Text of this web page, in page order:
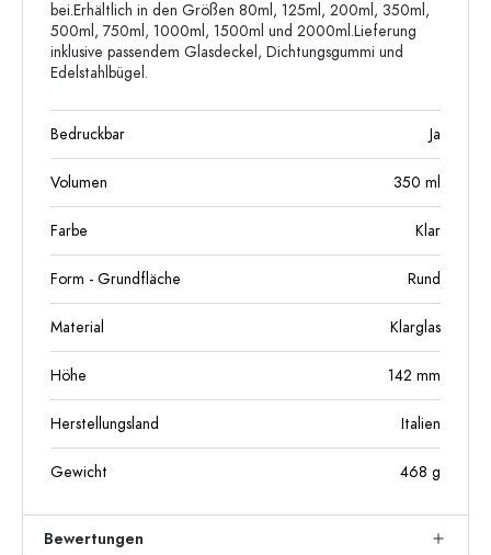
bei.Erhältlich in den Größen 80ml, 125ml, 200ml, 350ml,
500ml, 750ml, 1000ml, 1500ml und 2000ml.Lieferung
inklusive passendem Glasdeckel, Dichtungsgummi und
Edelstahlbügel.
Bedruckbar Ja
Volumen 350 ml
Farbe Klar
Form - Grundfläche Rund
Material Klarglas
Höhe 142 mm
Herstellungsland Italien
Gewicht 468 g
Bewertungen